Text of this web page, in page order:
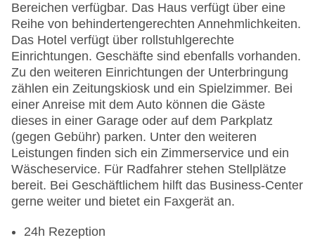
Bereichen verfügbar. Das Haus verfügt über eine
Reihe von behindertengerechten Annehmlichkeiten.
Das Hotel verfügt über rollstuhlgerechte
Einrichtungen. Geschäfte sind ebenfalls vorhanden.
Zu den weiteren Einrichtungen der Unterbringung
zählen ein Zeitungskiosk und ein Spielzimmer. Bei
einer Anreise mit dem Auto können die Gäste
dieses in einer Garage oder auf dem Parkplatz
(gegen Gebühr) parken. Unter den weiteren
Leistungen finden sich ein Zimmerservice und ein
Wäscheservice. Für Radfahrer stehen Stellplätze
bereit. Bei Geschäftlichem hilft das Business-Center
gerne weiter und bietet ein Faxgerät an.
24h Rezeption